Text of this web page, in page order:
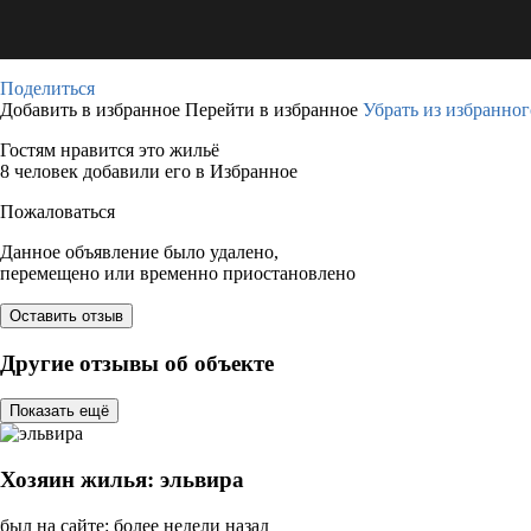
Поделиться
Добавить в избранное Перейти в избранное Убрать из
Гостям нравится это жильё
8 человек добавили его в Избранное
Пожаловаться
Данное объявление было удалено,
перемещено или временно приостановлено
Оставить отзыв
Другие отзывы об объекте
Показать ещё
Хозяин жилья: эльвира
был на сайте: более недели назад